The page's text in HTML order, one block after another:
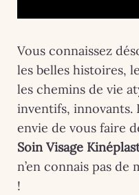
Vous connaissez
les belles histoires,
les chemins de vie
inventifs, innovants.
envie de vous faire
Soin Visage
n’en connais pas
!